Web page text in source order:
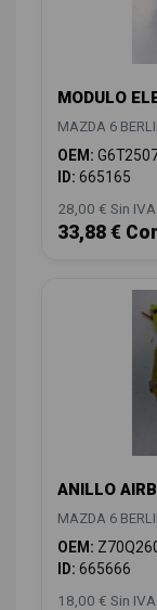
MODULO
MAZDA 6
OEM:
ID: 665165
28,00 € Sin IVA
33,88 €
ANILLO
MAZDA 6
OEM:
ID: 665666
18,00 € Sin IVA